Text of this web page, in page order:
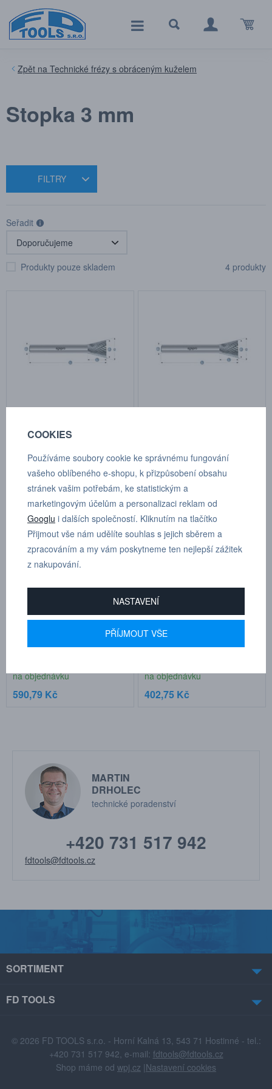
Technické frézy s obráceným kuželem
Stopka 3 mm
FILTRY
Seřadit
Produkty pouze skladem 4 produkty
2,5x3 mm, stopka 3 mm
Kat.číslo: HB 26028
246,48 Kč
Kat.číslo: HB 26053
na objednávku
246,48 Kč
Fréza s obráceným kuželem
5x6,3 mm, stopka 3 mm
na objednávku
590,79 Kč
Fréza s obráceným kuželem
6,3x6 mm, stopka 6 mm
na objednávku
402,75 Kč
MARTIN
DRHOLEC
technické poradenství
+420 731 517 942
fdtools@fdtools.cz
SORTIMENT
FD TOOLS
© 2026 FD TOOLS s.r.o. - Horní Kalná 13, 543 71 Hostinné - tel.:
+420 731 517 942, e-mail: fdtools@fdtools.cz
Shop máme od wpj.cz |Nastavení cookies
COOKIES
Používáme soubory cookie ke správnému fungování
vašeho oblíbeného e-shopu, k přizpůsobení obsahu
stránek vašim potřebám, ke statistickým a
marketingovým účelům a personalizaci reklam od
Googlu i dalších společností. Kliknutím na tlačítko
Přijmout vše nám udělíte souhlas s jejich sběrem a
zpracováním a my vám poskytneme ten nejlepší zážitek
z nakupování.
NASTAVENÍ
PŘÍJMOUT VŠE